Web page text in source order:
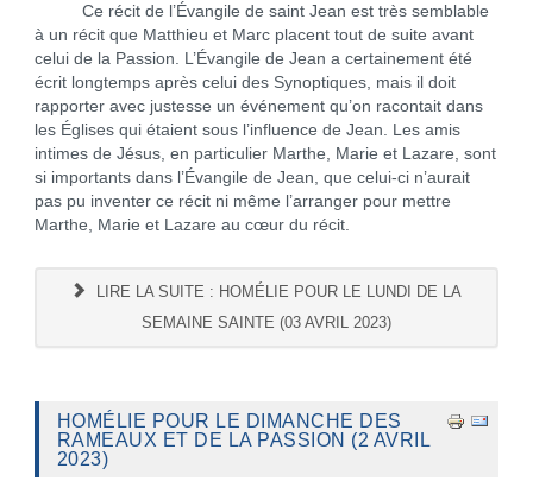
Ce récit de l’Évangile de saint Jean est très semblable
à un récit que Matthieu et Marc placent tout de suite avant
celui de la Passion. L’Évangile de Jean a certainement été
écrit longtemps après celui des Synoptiques, mais il doit
rapporter avec justesse un événement qu’on racontait dans
les Églises qui étaient sous l’influence de Jean. Les amis
intimes de Jésus, en particulier Marthe, Marie et Lazare, sont
si importants dans l’Évangile de Jean, que celui-ci n’aurait
pas pu inventer ce récit ni même l’arranger pour mettre
Marthe, Marie et Lazare au cœur du récit.
LIRE LA SUITE : HOMÉLIE POUR LE LUNDI DE LA
SEMAINE SAINTE (03 AVRIL 2023)
HOMÉLIE POUR LE DIMANCHE DES
RAMEAUX ET DE LA PASSION (2 AVRIL
2023)